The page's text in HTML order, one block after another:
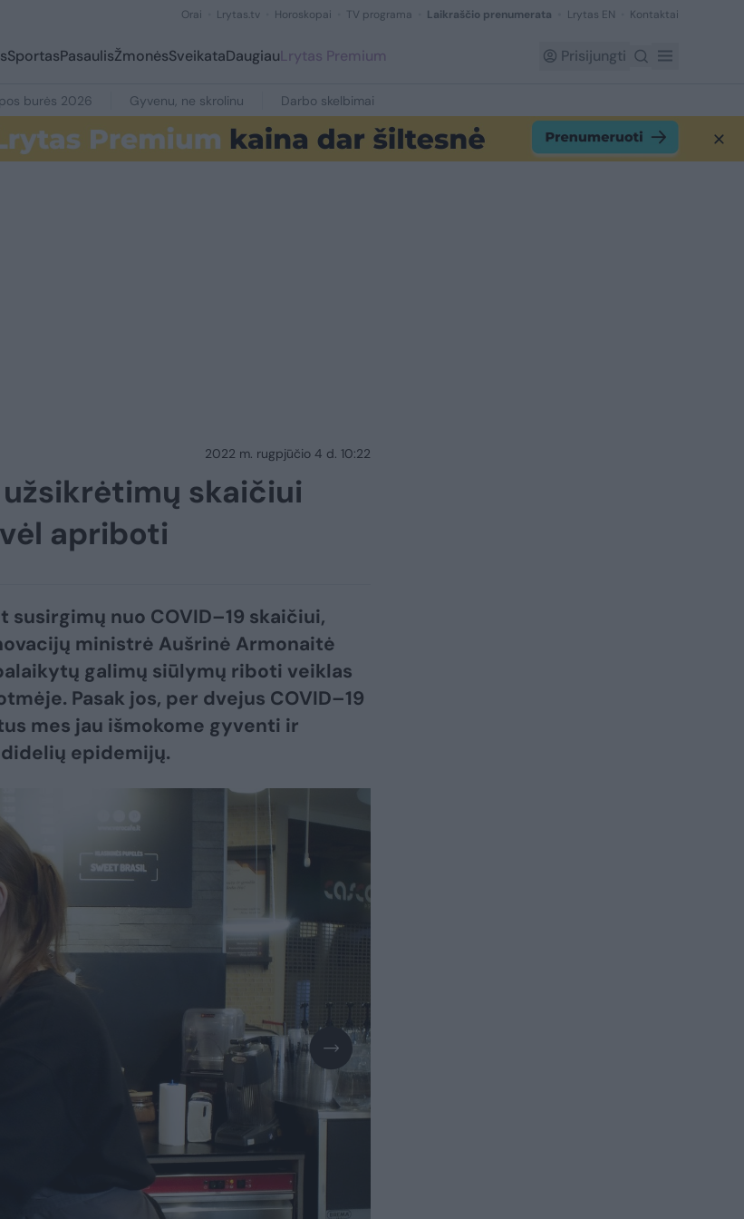
Orai Lrytas.tv Horoskopai TV programa Laikraščio prenumerata Lrytas EN Kontaktai
SportasPasaulisŽmonėsSveikataDaugiauLrytas Premium Prisijungti
burės 2026 Gyvenu, ne skrolinu Darbo skelbimai
2022 m. rugpjūčio 4 d. 10:22
skaičiui
apriboti
susirgimų nuo COVID–19 skaičiui,
ministrė Aušrinė Armonaitė
galimų siūlymų riboti veiklas
Pasak jos, per dvejus COVID–19
mes jau išmokome gyventi ir
epidemijų.